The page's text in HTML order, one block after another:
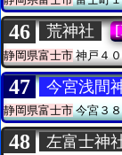
46 荒神社
静岡県富士市 神戸４
47 今宮浅間
静岡県富士市今宮３
48 左富士神